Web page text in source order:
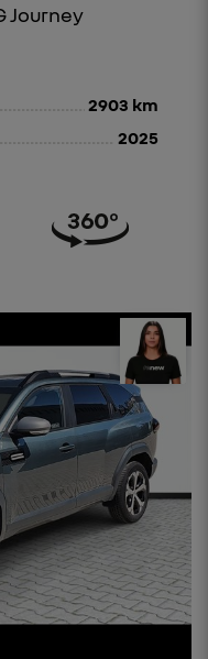
Journey
2903 km
2025